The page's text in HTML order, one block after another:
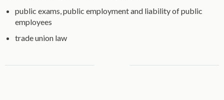
public exams, public employment and liability of public
employees
trade union law